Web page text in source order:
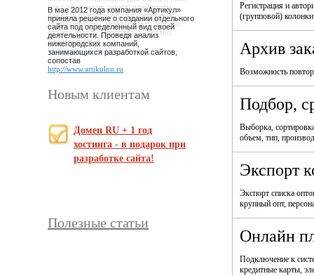
В мае 2012 года компания «Артикул»
приняла решение о создании отдельного
сайта под определенный вид своей
деятельности. Проведя анализ
нижегородских компаний,
занимающихся разработкой сайтов,
сопостав
http://www.artikulnn.ru
Новым клиентам
Домен RU + 1 год
хостинга - в подарок при
разработке сайта!
Полезные статьи
Регистрация и
(групповой)
Архив
Возможность
Подбор,
Выборка,
объем, тип,
Экспорт
Экспорт списка
крупный опт,
Онлайн
Подключение к
кредитные карты,